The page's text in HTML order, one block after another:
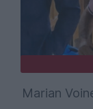
Marian